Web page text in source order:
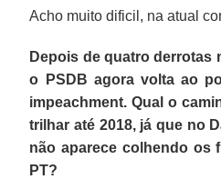
Acho muito dificil, na atual
Depois de quatro derrotas
o PSDB agora volta ao
impeachment. Qual o
trilhar até 2018, já que no
não aparece colhendo os
PT?